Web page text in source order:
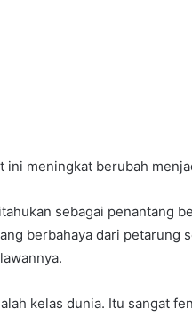
ini meningkat berubah
sebagai penantang
berbahaya dari petarung
kelas dunia. Itu sangat